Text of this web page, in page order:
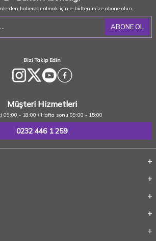
haberdar olmak için e-bültenimize abone olun.
ABONE OL
Bizi Takip Edin
Müşteri Hizmetleri
09:00 - 18:00 / Hafta sonu 09:00 - 15:00
0232 446 1 259